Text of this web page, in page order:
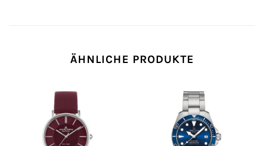
ÄHNLICHE PRODUKTE